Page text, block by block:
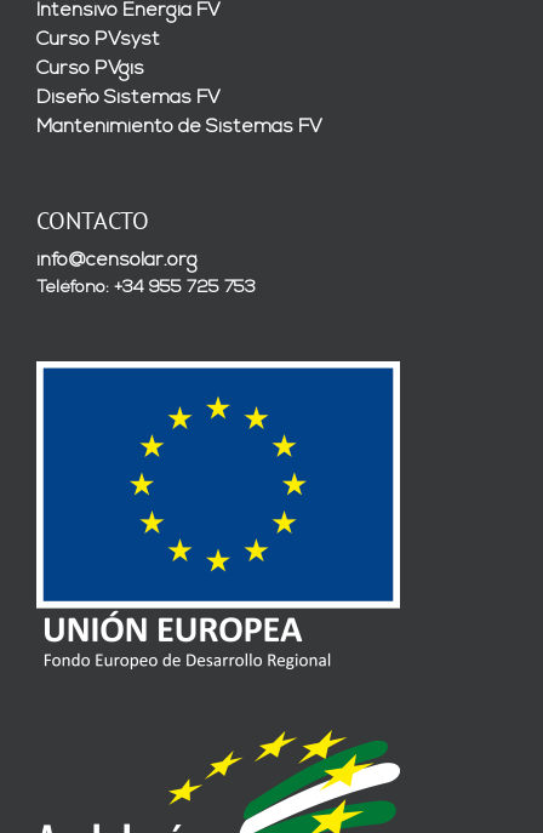
Intensivo Energía FV
Curso PVsyst
Curso PVgis
Diseño Sistemas FV
Mantenimiento de Sistemas FV
CONTACTO
info@censolar.org
Teléfono: +34 955 725 753